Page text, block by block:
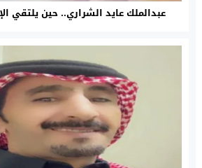
عبدالملك عايد الشراري.. حين يلتقي